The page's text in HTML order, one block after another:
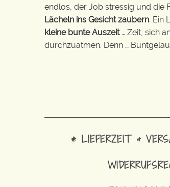
endlos, der Job stressig und die
Lächeln ins Gesicht zaubern. Ein
kleine bunte Auszeit… Zeit, sich
durchzuatmen. Denn …
* LIEFERZEIT &